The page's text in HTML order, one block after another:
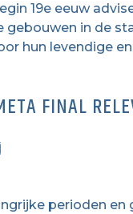
19e eeuw
gebouwen in de
hun levendige
FINAL
perioden